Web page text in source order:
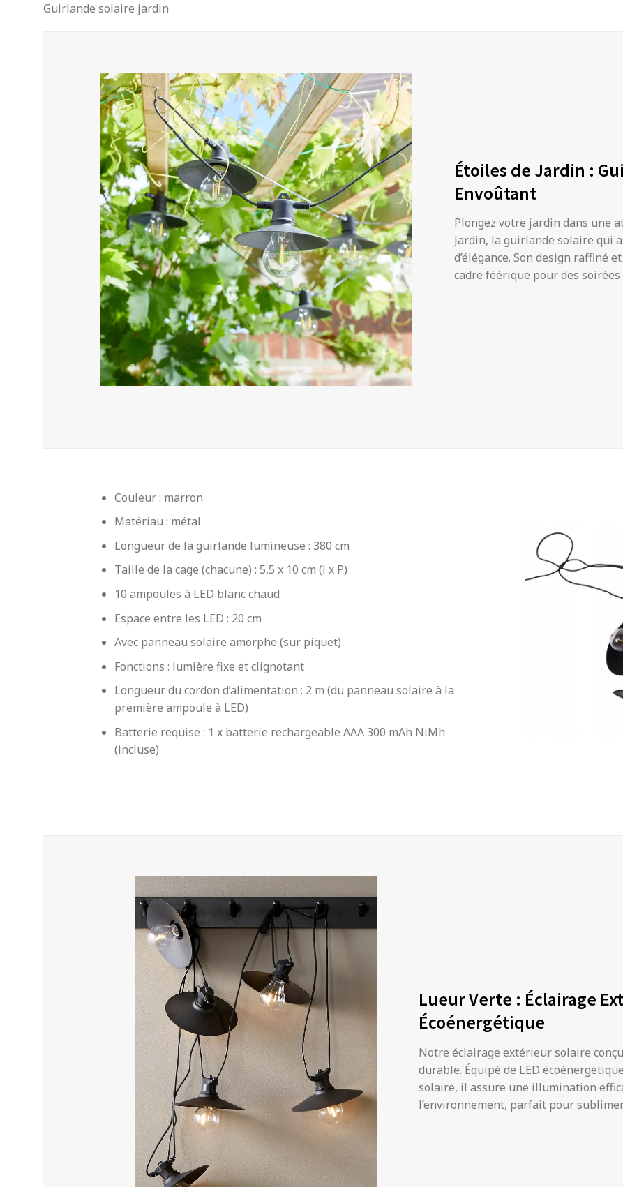
Guirlande solaire jardin
Étoiles de Jardin :
Envoûtant
Plongez votre jardin dans une
Jardin, la guirlande solaire qui
d’élégance. Son design raffiné
cadre féérique pour des
Couleur : marron
Matériau : métal
Longueur de la guirlande lumineuse : 380 cm
Taille de la cage (chacune) : 5,5 x 10 cm (l x P)
10 ampoules à LED blanc chaud
Espace entre les LED : 20 cm
Avec panneau solaire amorphe (sur piquet)
Fonctions : lumière fixe et clignotant
Longueur du cordon d’alimentation : 2 m (du panneau solaire à la
première ampoule à LED)
Batterie requise : 1 x batterie rechargeable AAA 300 mAh NiMh
(incluse)
Lueur Verte : Éclairage
Écoénergétique
Notre éclairage extérieur solaire
durable. Équipé de LED
solaire, il assure une illumination
l’environnement, parfait pour